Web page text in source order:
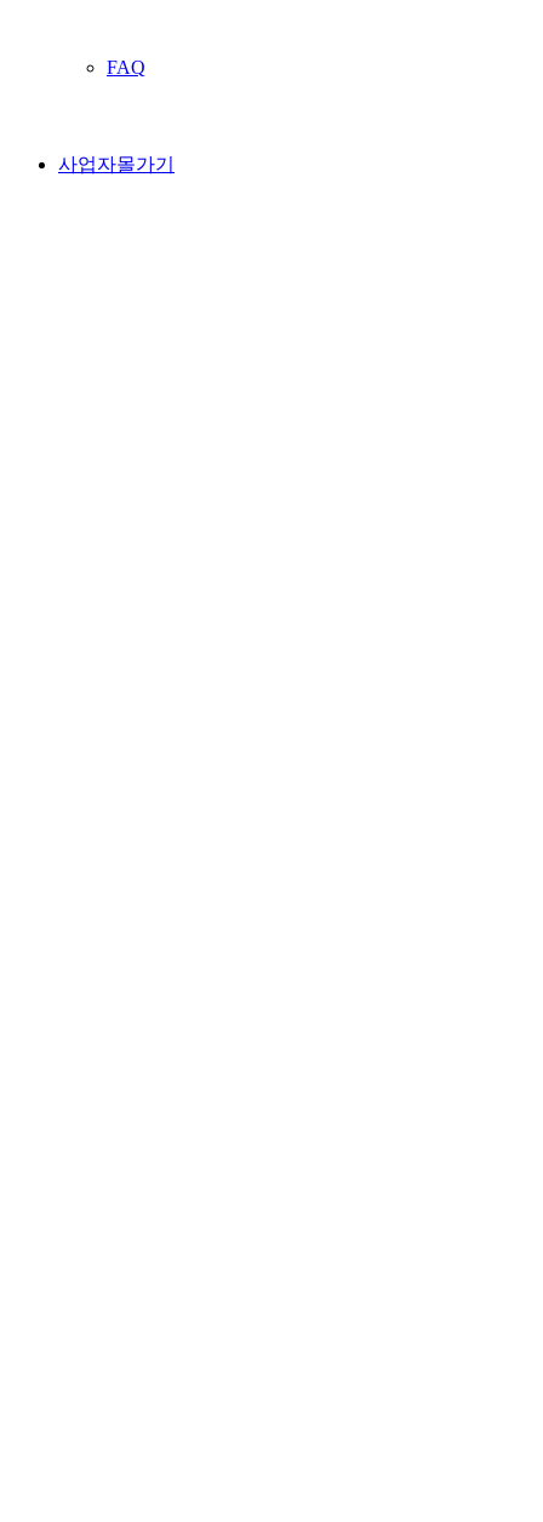
FAQ
사업자몰가기